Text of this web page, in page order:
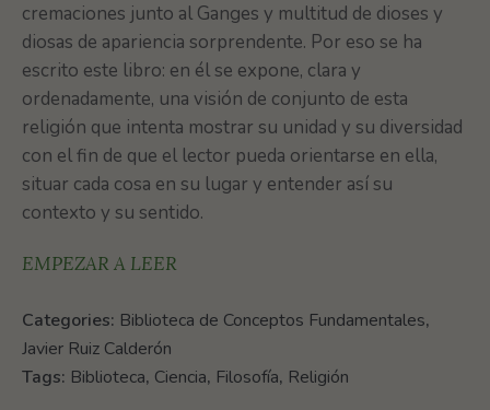
cremaciones junto al Ganges y multitud de dioses y
diosas de apariencia sorprendente. Por eso se ha
escrito este libro: en él se expone, clara y
ordenadamente, una visión de conjunto de esta
religión que intenta mostrar su unidad y su diversidad
con el fin de que el lector pueda orientarse en ella,
situar cada cosa en su lugar y entender así su
contexto y su sentido.
EMPEZAR A LEER
Categories: Biblioteca de Conceptos Fundamentales,
Javier Ruiz Calderón
Tags: Biblioteca, Ciencia, Filosofía, Religión